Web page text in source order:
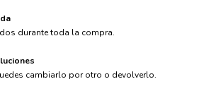
durante toda la compra.
cambiarlo por otro o devolverlo.